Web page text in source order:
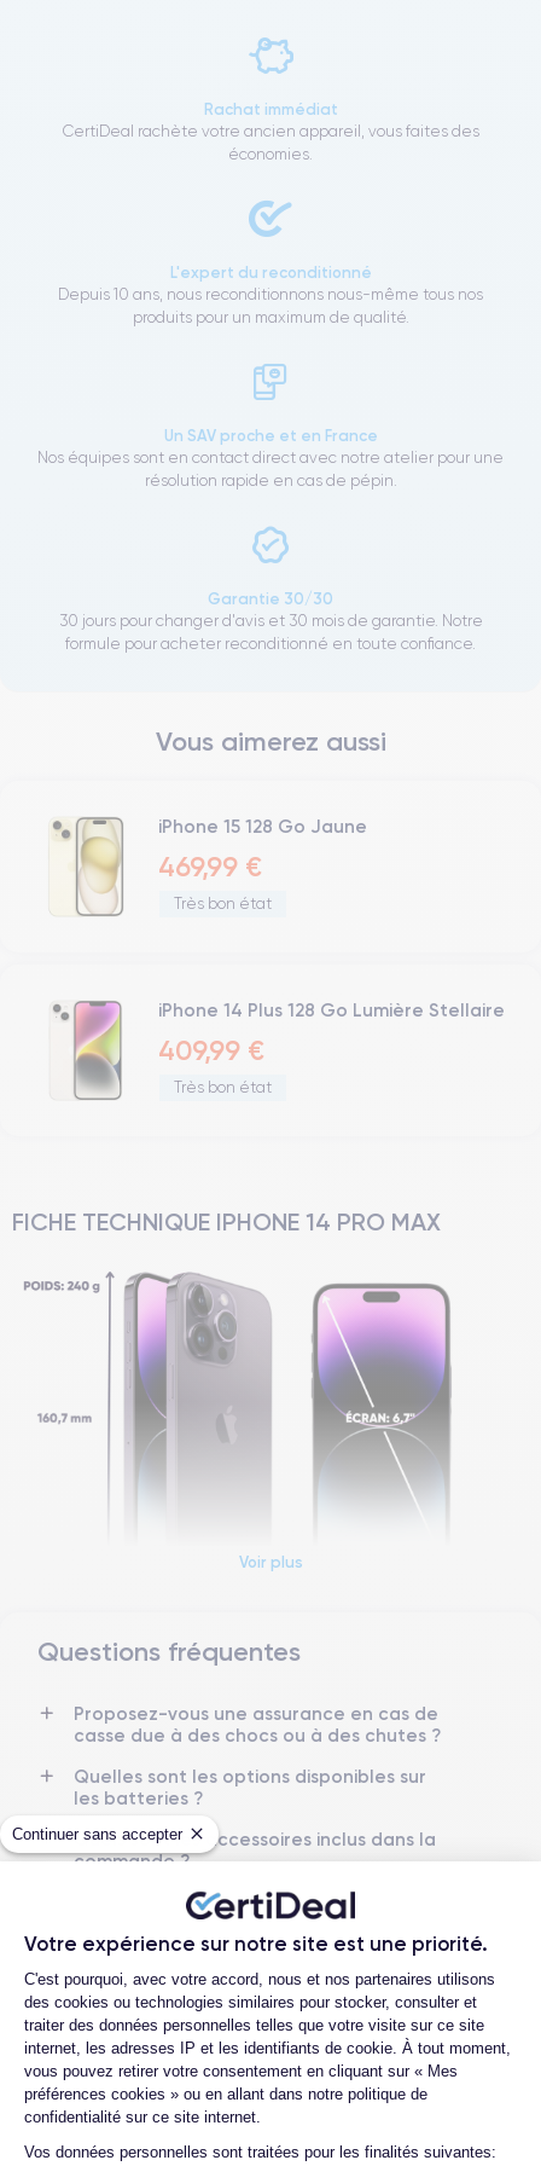
Continuer sans accepter
Votre expérience sur notre site est une priorité.
Plateforme de Gestion du
C'est pourquoi, avec votre accord, nous et nos partenaires utilisons
des cookies ou technologies similaires pour stocker, consulter et
traiter des données personnelles telles que votre visite sur ce site
internet, les adresses IP et les identifiants de cookie. À tout moment,
vous pouvez retirer votre consentement en cliquant sur « Mes
préférences cookies » ou en allant dans notre politique de
confidentialité sur ce site internet.
Vos données personnelles sont traitées pour les finalités suivantes:
Axeptio consent
Rachat immédiat
CertiDeal rachète votre ancien appareil, vous faites des
économies.
L'expert du reconditionné
Depuis 10 ans, nous reconditionnons nous-même tous nos
produits pour un maximum de qualité.
Un SAV proche et en France
Nos équipes sont en contact direct avec notre atelier pour une
résolution rapide en cas de pépin.
Garantie 30/30
30 jours pour changer d'avis et 30 mois de garantie. Notre
formule pour acheter reconditionné en toute confiance.
Vous aimerez aussi
iPhone 15 128 Go Jaune
469,99 €
Très bon état
iPhone 14 Plus 128 Go Lumière Stellaire
409,99 €
Très bon état
FICHE TECHNIQUE IPHONE 14 PRO MAX
Dimensions et poids iPhone 14 Pro Max
Date de sortie
16/09/2022
Système exploitation
iOS (iOS 26)
Dimensions Poids
2796 x 1290 pixels
RAM Memoire interne
Nom de la puce
Puce A16 Bionic
Nombre de cœurs
6
Nom GPU
GPU 5 cœurs
Fréq. processeur
Voir plus
Questions fréquentes
Proposez-vous une assurance en cas de
casse due à des chocs ou à des chutes ?
Quelles sont les options disponibles sur
les batteries ?
Quels sont les accessoires inclus dans la
commande ?
Quelles garanties offrez-vous sur vos
Que se passe-t-il après avoir passé la
commande ?
Quelle société utilisez-vous pour
l'expédition ?